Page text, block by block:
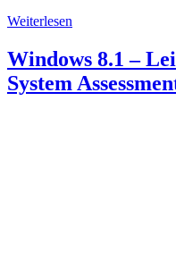
Weiterlesen
Windows 8.1 –
System